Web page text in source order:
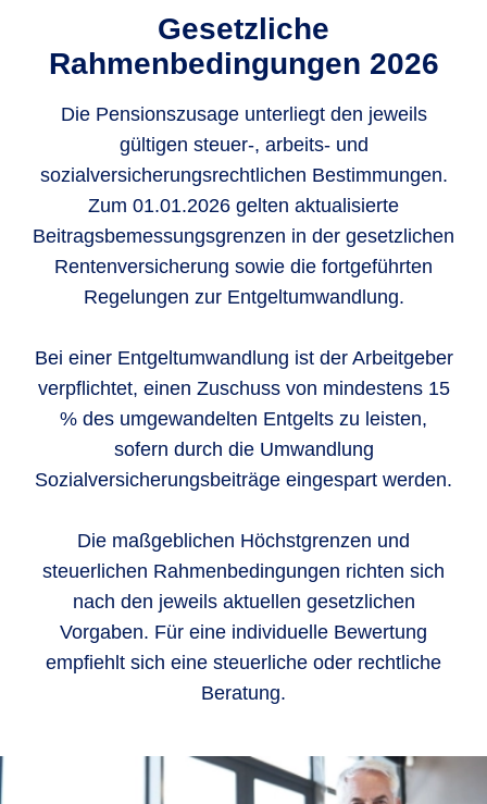
Gesetzliche
Rahmenbedingungen 2026
Die Pensionszusage unterliegt den jeweils
gültigen steuer-, arbeits- und
sozialversicherungsrechtlichen Bestimmungen.
Zum 01.01.2026 gelten aktualisierte
Beitragsbemessungsgrenzen in der gesetzlichen
Rentenversicherung sowie die fortgeführten
Regelungen zur Entgeltumwandlung.
Bei einer Entgeltumwandlung ist der Arbeitgeber
verpflichtet, einen Zuschuss von mindestens 15
% des umgewandelten Entgelts zu leisten,
sofern durch die Umwandlung
Sozialversicherungsbeiträge eingespart werden.
Die maßgeblichen Höchstgrenzen und
steuerlichen Rahmenbedingungen richten sich
nach den jeweils aktuellen gesetzlichen
Vorgaben. Für eine individuelle Bewertung
empfiehlt sich eine steuerliche oder rechtliche
Beratung.